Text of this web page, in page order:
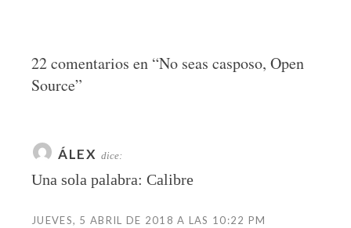
22 comentarios en “No seas casposo, Open
Source”
ÁLEX dice:
Una sola palabra: Calibre
JUEVES, 5 ABRIL DE 2018 A LAS 10:22 PM